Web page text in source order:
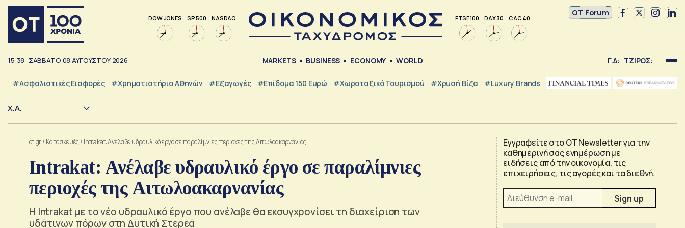
DOW JONES SP 500 NASDAQ FTSE 100 DAX 30 CAC 40
OT Forum
15:39 ΣΑΒΒΑΤΟ 08 ΑΥΓΟΥΣΤΟΥ 2026 MARKETS BUSINESS ECONOMY WORLD Γ.Δ: ΤΖΙΡΟΣ:
#Ασφαλιστικές Εισφορές #Χρηματιστήριο Αθηνών #εξαγωγές #Επίδομα 150 Ευρώ #Χωροταξικό Τουρισμού #Χρυσή Βίζα #luxury Brands
Χ.Α.
ot.gr/ Κατασκευές/ Intrakat: Ανέλαβε υδραυλικό έργο σε παραλίμνιες περιοχές της Αιτωλοακαρνανίας
Intrakat: Ανέλαβε υδραυλικό έργο σε παραλίμνιες
περιοχές της Αιτωλοακαρνανίας
H Ιntrakat με το νέο υδραυλικό έργο που ανέλαβε θα εκσυγχρονίσει τη διαχείριση των
υδάτινων πόρων στη Δυτική Στερεά
Εγγραφείτε στο OT Newsletter για την
καθημερινή σας ενημέρωση με
ειδήσεις από την οικονομία, τις
επιχειρήσεις, τις αγορές και τα διεθνή.